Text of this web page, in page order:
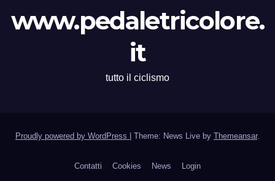
www.pedaletricolore.
it
tutto il ciclismo
Proudly powered by WordPress Theme: News Live by Themeansar.
Contatti Cookies News Login